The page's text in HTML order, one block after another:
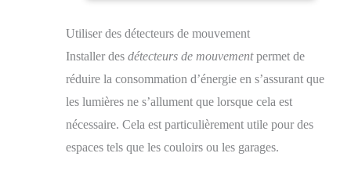
naturelle vraie et agréable a la même couleur que les
chaleur, parfaite pour votre éclairage intérieur pour
Chambre Salon Cuisine Jardin etc. 4. Les sources
besoin de transformateurs supplémentaires ou
d'embaucher un électricien. Il suffit de visser la douille
GU10 pour créer une ambiance confortable et naturelle
dans toute la maison. 5. Plus de 30 000 heures de
Utiliser des détecteurs de mouvement
Installer des détecteurs de mouvementpermet de
réduire la consommation d’énergie en s’assurant que
les lumières ne s’allument que lorsque cela est
nécessaire. Cela est particulièrement utile pour des
espaces tels que les couloirs ou les garages.